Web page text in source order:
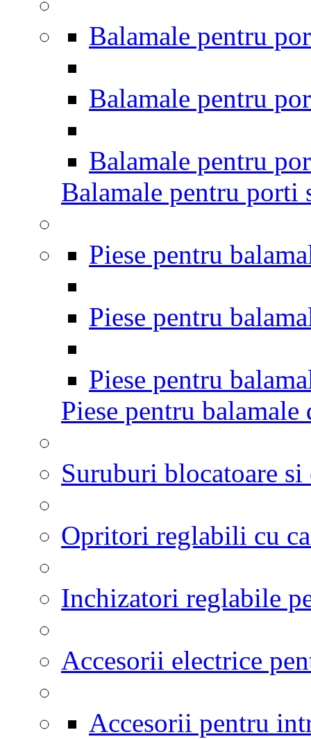
Balamale pentru
Balamale pentru
Balamale pentru
Balamale pentru porti
Piese pentru
Piese pentru
Piese pentru
Piese pentru
Suruburi blocatoare
Opritori reglabili cu
Inchizatori reglabile
Accesorii electrice
Accesorii pentru